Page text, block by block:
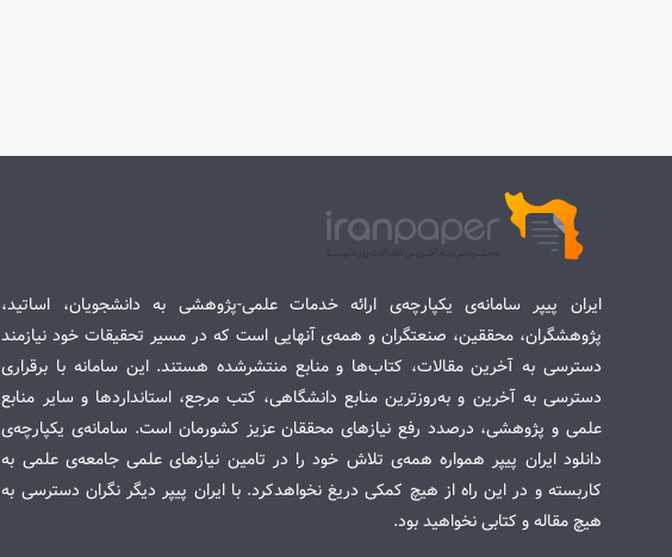
ایران پیپر سامانه‌ی یکپارچه‌ی ارائه خدمات علمی-پژوهشی به دانشجویان، اساتید،
پژوهشگران، محققین، صنعتگران و همه‌ی آنهایی است که در مسیر تحقیقات خود نیازمند
دسترسی به آخرین مقالات، کتاب‌ها و منابع منتشرشده هستند. این سامانه با برقراری
دسترسی به آخرین و به‌روزترین منابع دانشگاهی، کتب مرجع، استانداردها و سایر منابع
علمی و پژوهشی، درصدد رفع نیازهای محققان عزیز کشورمان است. سامانه‌ی یکپارچه‌ی
دانلود ایران پیپر همواره همه‌ی تلاش خود را در تامین نیازهای علمی جامعه‌ی علمی به
کاربسته و در این راه از هیچ کمکی دریغ نخواهدکرد. با ایران پیپر دیگر نگران دسترسی به
هیچ مقاله و کتابی نخواهید بود.